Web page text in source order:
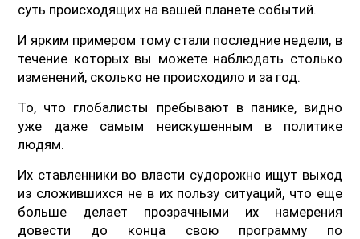
суть происходящих на вашей планете событий.
И ярким примером тому стали последние недели, в
течение которых вы можете наблюдать столько
изменений, сколько не происходило и за год.
То, что глобалисты пребывают в панике, видно
уже даже самым неискушенным в политике
людям.
Их ставленники во власти судорожно ищут выход
из сложившихся не в их пользу ситуаций, что еще
больше делает прозрачными их намерения
довести до конца свою программу по